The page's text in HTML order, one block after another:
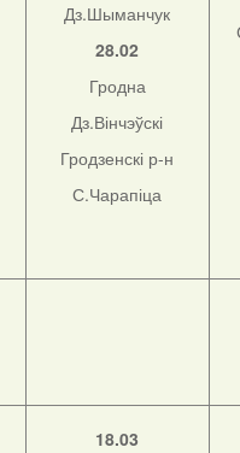
Дз.Шыманчук
28.02
Гродна
Дз.Вінчэўскі
Гродзенскі р-н
С.Чарапіца
18.03